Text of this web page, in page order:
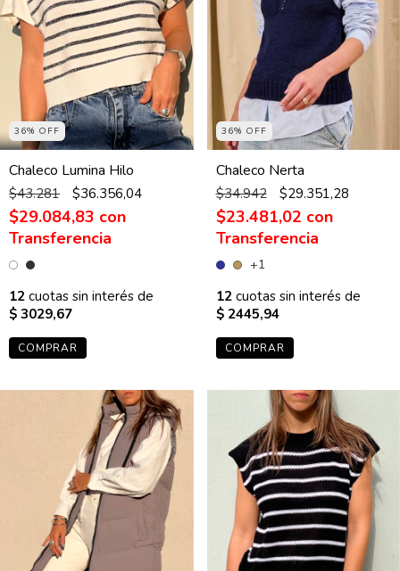
36% OFF
Chaleco Lumina Hilo
$43.281 $36.356,04
$29.084,83 con
12 cuotas sin interés de
$ 3029,67
COMPRAR
36% OFF
Chaleco Nerta
$34.942 $29.351,28
$23.481,02 con
+1
12cuotas sin interés de
$ 2445,94
COMPRAR